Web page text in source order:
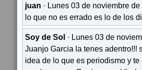
juan · Lunes 03 de noviembre de
lo que no es errado es lo de los
Soy de Sol · Lunes 03 de
Juanjo Garcia la tenes adentro!!!
idea de lo que es periodismo y